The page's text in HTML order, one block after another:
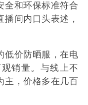
全和环保标准符合
间内口头表述，
低价防晒服，在电
销量。与线上不
主，价格多在几百